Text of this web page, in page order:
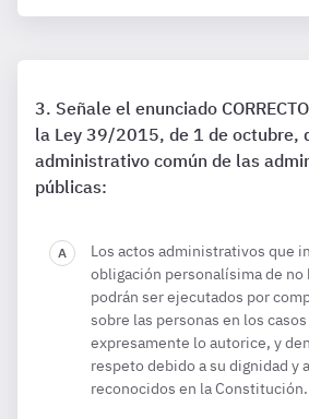
Señale el enunciado
la Ley 39/2015, de 1 de octubre,
administrativo común de las
públicas:
Los actos administrativos que
obligación personalísima de no
podrán ser ejecutados por
sobre las personas en los
expresamente lo autorice, y
respeto debido a su dignidad y
reconocidos en la Constitución.